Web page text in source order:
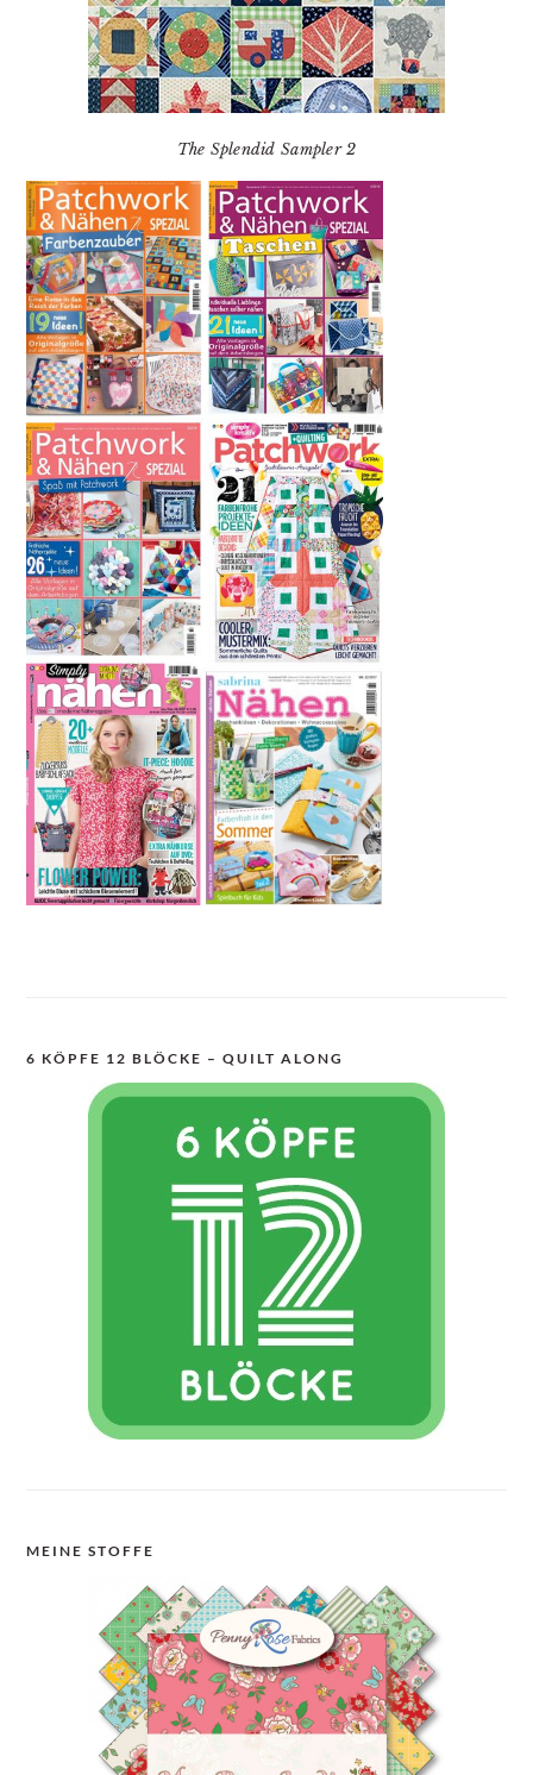
The Splendid Sampler 2
6 KÖPFE 12 BLÖCKE – QUILT ALONG
MEINE STOFFE